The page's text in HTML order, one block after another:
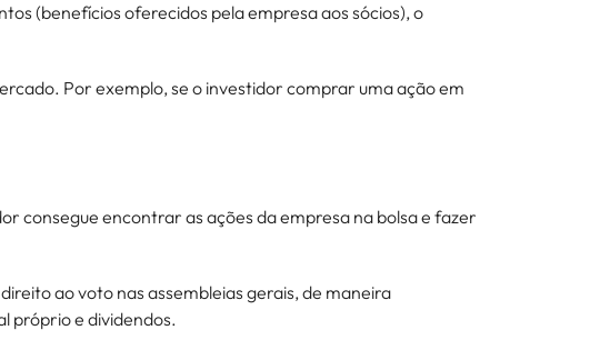
(benefícios oferecidos pela empresa aos sócios), o
Por exemplo, se o investidor comprar uma ação em
consegue encontrar as ações da empresa na bolsa e fazer
ao voto nas assembleias gerais, de maneira
próprio e dividendos.